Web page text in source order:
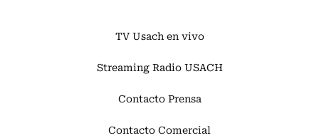
TV Usach en vivo
Streaming Radio USACH
Contacto Prensa
Contacto Comercial